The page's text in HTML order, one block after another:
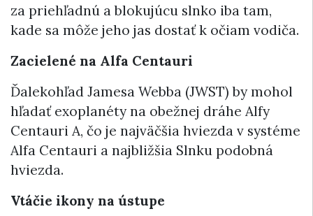
za priehľadnú a blokujúcu slnko iba tam,
kade sa môže jeho jas dostať k očiam vodiča.
Zacielené na Alfa Centauri
Ďalekohľad Jamesa Webba (JWST) by mohol
hľadať exoplanéty na obežnej dráhe Alfy
Centauri A, čo je najväčšia hviezda v systéme
Alfa Centauri a najbližšia Slnku podobná
hviezda.
Vtáčie ikony na ústupe